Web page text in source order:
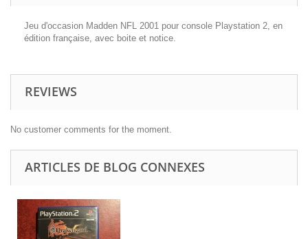
Jeu d'occasion Madden NFL 2001 pour console Playstation 2, en
édition française, avec boite et notice.
REVIEWS
No customer comments for the moment.
ARTICLES DE BLOG CONNEXES